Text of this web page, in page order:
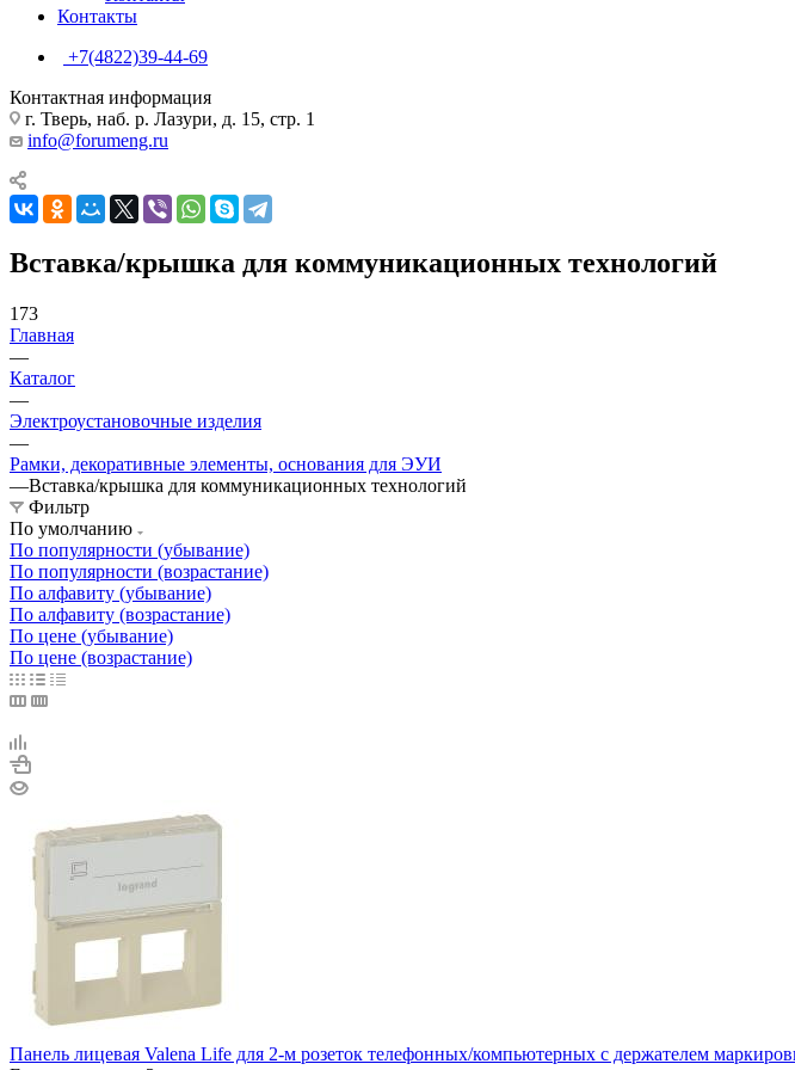
Контакты
+7(4822)39-44-69
Контактная информация
г. Тверь, наб. р. Лазури, д. 15, стр. 1
info@forumeng.ru
Вставка/крышка для коммуникационных технологий
173
Главная
—
Каталог
—
Электроустановочные изделия
—
Рамки, декоративные элементы, основания для ЭУИ
—Вставка/крышка для коммуникационных технологий
Фильтр
По умолчанию
По популярности (убывание)
По популярности (возрастание)
По алфавиту (убывание)
По алфавиту (возрастание)
По цене (убывание)
По цене (возрастание)
Панель лицевая Valena Life для 2-м розеток телефонных/компьютерных с держателем